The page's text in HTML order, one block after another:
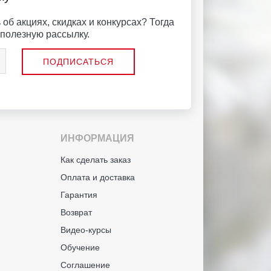
акциях, скидках и конкурсах? Тогда
рассылку.
ИНФОРМАЦИЯ
Как сделать заказ
Оплата и доставка
Гарантия
Возврат
Видео-курсы
Обучение
Соглашение